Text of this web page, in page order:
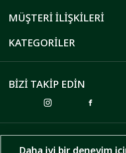
MÜŞTERİ İLİŞKİLERİ
KATEGORİLER
BİZİ TAKİP EDİN
ÖDEME SEÇENEKLERİ
Daha iyi bir deneyim